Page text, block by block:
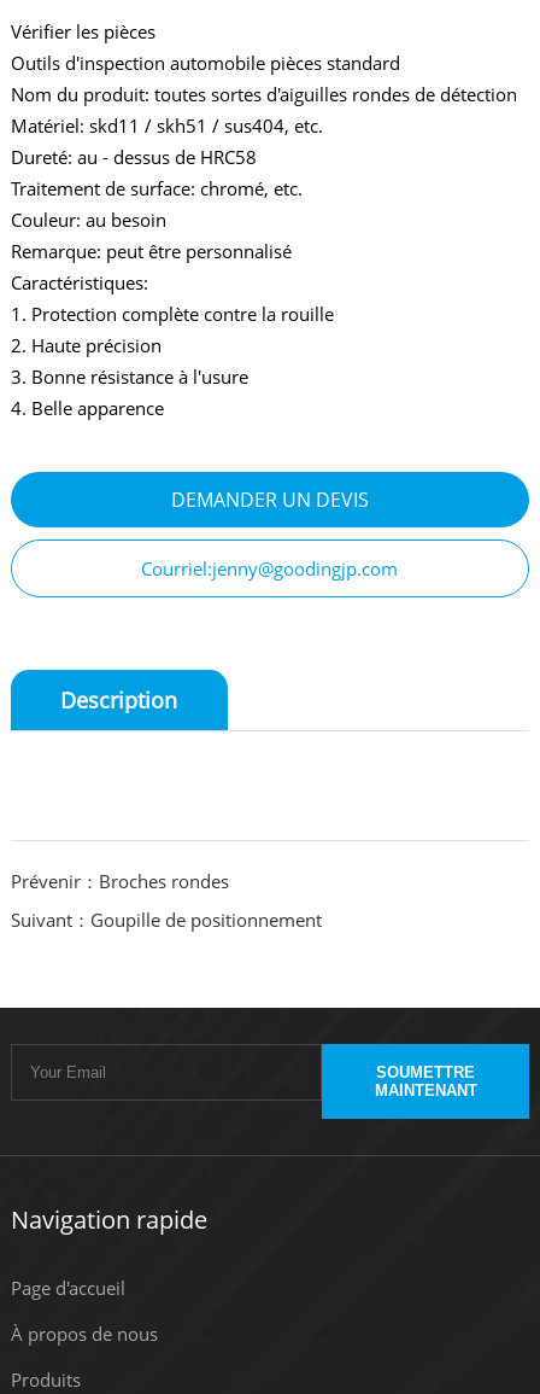
Vérifier les pièces
Outils d'inspection automobile pièces standard
Nom du produit: toutes sortes d'aiguilles rondes de détection
Matériel: skd11 / skh51 / sus404, etc.
Dureté: au - dessus de HRC58
Traitement de surface: chromé, etc.
Couleur: au besoin
Remarque: peut être personnalisé
Caractéristiques:
1. Protection complète contre la rouille
2. Haute précision
3. Bonne résistance à l'usure
4. Belle apparence
DEMANDER UN DEVIS
Courriel:jenny@goodingjp.com
Description
Prévenir：Broches rondes
Suivant：Goupille de positionnement
SOUMETTRE
MAINTENANT
Navigation rapide
Page d'accueil
À propos de nous
Produits